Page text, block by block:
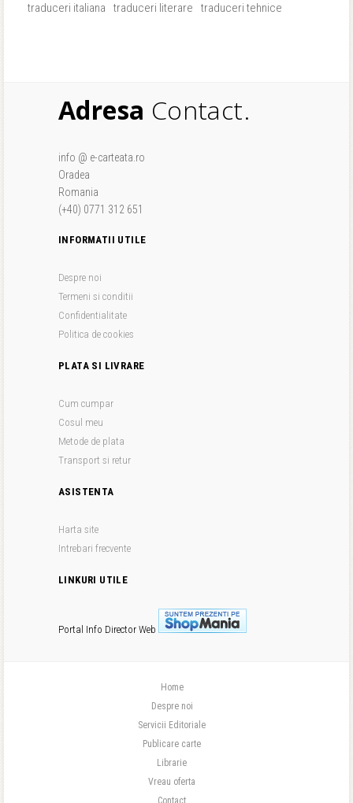
traduceri italiana
traduceri literare traduceri tehnice
Adresa Contact.
info @ e-carteata.ro
Oradea
Romania
(+40) 0771 312 651
INFORMATII UTILE
Despre noi
Termeni si conditii
Confidentialitate
Politica de cookies
PLATA SI LIVRARE
Cum cumpar
Cosul meu
Metode de plata
Transport si retur
ASISTENTA
Harta site
Intrebari frecvente
LINKURI UTILE
Portal Info Director Web
Home
Despre noi
Servicii Editoriale
Publicare carte
Librarie
Vreau oferta